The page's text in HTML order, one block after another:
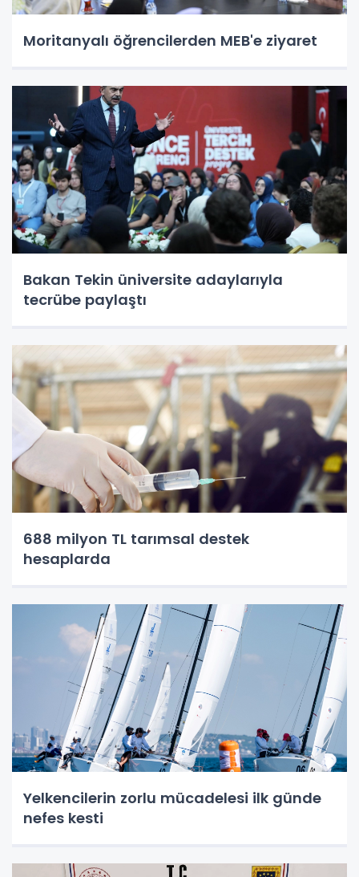
Moritanyalı öğrencilerden MEB'e ziyaret
Bakan Tekin üniversite adaylarıyla
tecrübe paylaştı
688 milyon TL tarımsal destek
hesaplarda
Yelkencilerin zorlu mücadelesi ilk günde
nefes kesti